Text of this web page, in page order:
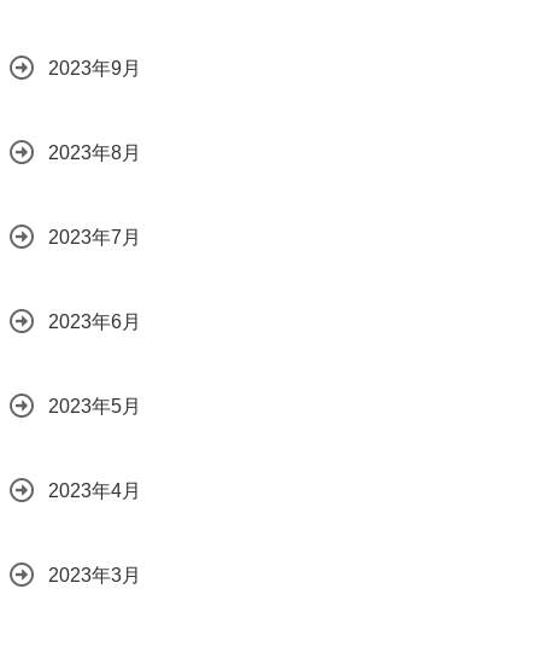
2023年9月
2023年8月
2023年7月
2023年6月
2023年5月
2023年4月
2023年3月